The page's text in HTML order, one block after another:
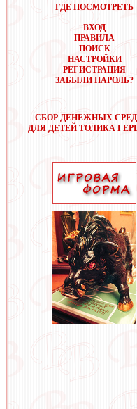
ГДЕ ПОСМОТРЕТЬ
ВХОД
ПРАВИЛА
ПОИСК
НАСТРОЙКИ
РЕГИСТРАЦИЯ
ЗАБЫЛИ ПАРОЛЬ?
СБОР ДЕНЕЖНЫХ
ДЛЯ ДЕТЕЙ ТОЛИКА